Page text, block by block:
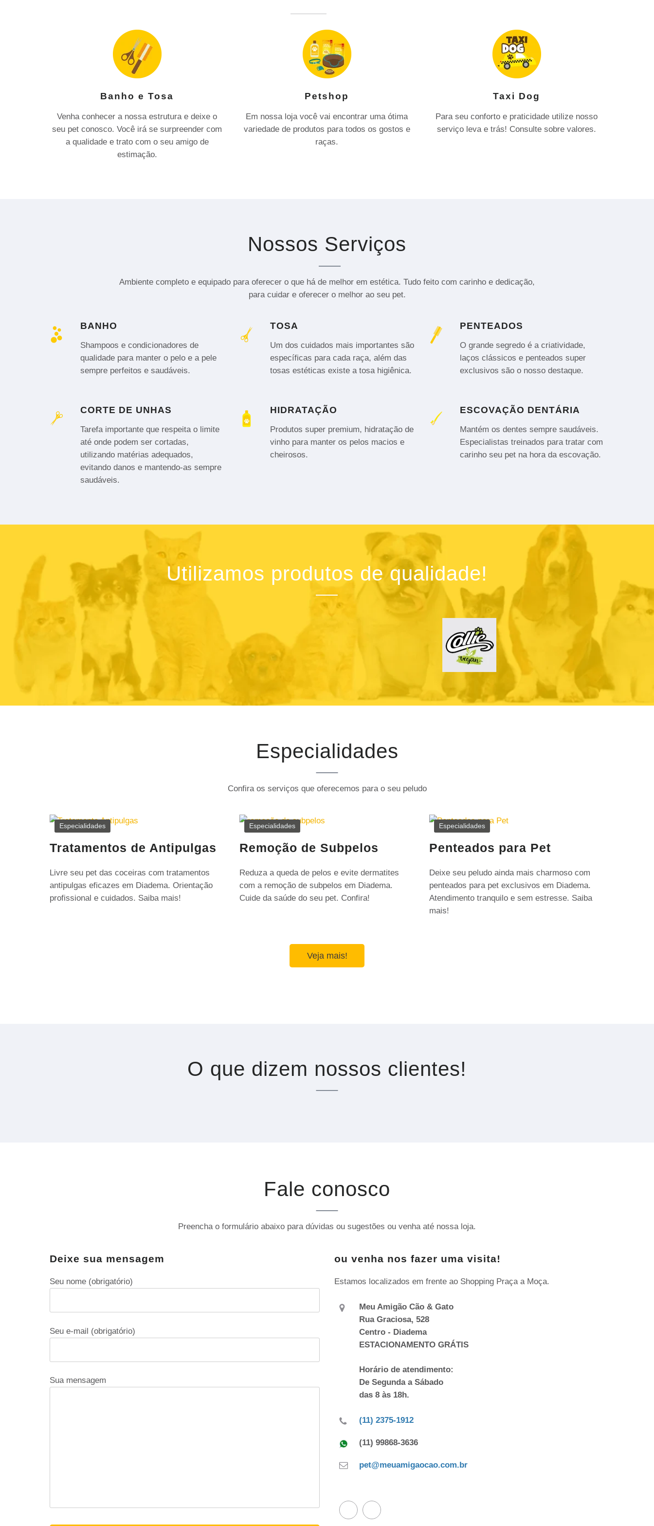
Banho e Tosa
Venha conhecer a nossa estrutura e deixe o
seu pet conosco. Você irá se surpreender com
a qualidade e trato com o seu amigo de
estimação.
Petshop
Em nossa loja você vai encontrar uma ótima
variedade de produtos para todos os gostos e
raças.
Taxi Dog
Para seu conforto e praticidade utilize nosso
serviço leva e trás! Consulte sobre valores.
Nossos Serviços
Ambiente completo e equipado para oferecer o que há de melhor em estética. Tudo feito com carinho e dedicação,
para cuidar e oferecer o melhor ao seu pet.
BANHO
Shampoos e condicionadores de
qualidade para manter o pelo e a pele
sempre perfeitos e saudáveis.
TOSA
Um dos cuidados mais importantes são
específicas para cada raça, além das
tosas estéticas existe a tosa higiênica.
PENTEADOS
O grande segredo é a criatividade,
laços clássicos e penteados super
exclusivos são o nosso destaque.
CORTE DE UNHAS
Tarefa importante que respeita o limite
até onde podem ser cortadas,
utilizando matérias adequados,
evitando danos e mantendo-as sempre
saudáveis.
HIDRATAÇÃO
Produtos super premium, hidratação de
vinho para manter os pelos macios e
cheirosos.
ESCOVAÇÃO DENTÁRIA
Mantém os dentes sempre saudáveis.
Especialistas treinados para tratar com
carinho seu pet na hora da escovação.
Utilizamos produtos de qualidade!
Especialidades
Confira os serviços que oferecemos para o seu peludo
Especialidades
Tratamentos de Antipulgas
Livre seu pet das coceiras com tratamentos
antipulgas eficazes em Diadema. Orientação
profissional e cuidados. Saiba mais!
Especialidades
Remoção de Subpelos
Reduza a queda de pelos e evite dermatites
com a remoção de subpelos em Diadema.
Cuide da saúde do seu pet. Confira!
Especialidades
Penteados para Pet
Deixe seu peludo ainda mais charmoso com
penteados para pet exclusivos em Diadema.
Atendimento tranquilo e sem estresse. Saiba
mais!
Veja mais!
O que dizem nossos clientes!
Fale conosco
Preencha o formulário abaixo para dúvidas ou sugestões ou venha até nossa loja.
Deixe sua mensagem
Seu nome (obrigatório)
Seu e-mail (obrigatório)
Sua mensagem
ou venha nos fazer uma visita!
Estamos localizados em frente ao Shopping Praça a Moça.
Meu Amigão Cão & Gato
Rua Graciosa, 528
Centro - Diadema
ESTACIONAMENTO GRÁTIS
Horário de atendimento:
De Segunda a Sábado
das 8 às 18h.
(11) 2375-1912
(11) 99868-3636
pet@meuamigaocao.com.br